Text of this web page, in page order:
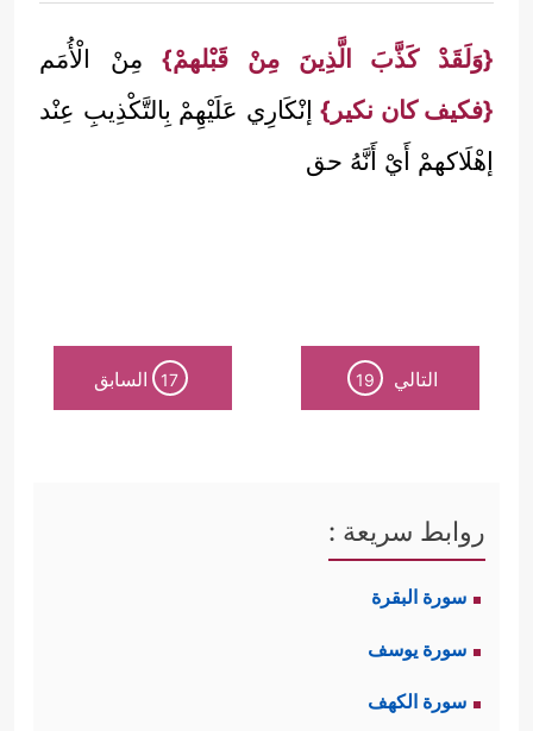
{وَلَقَدْ كَذَّبَ الَّذِينَ مِنْ قَبْلهمْ}مِنْ الْأُمَم
{فكيف كان نكير} إنْكَارِي عَلَيْهِمْ بِالتَّكْذِيبِ عِنْد
إهْلَاكهمْ أَيْ أَنَّهُ حق
التالي 19
17 السابق
روابط سريعة :
سورة البقرة
سورة يوسف
سورة الكهف